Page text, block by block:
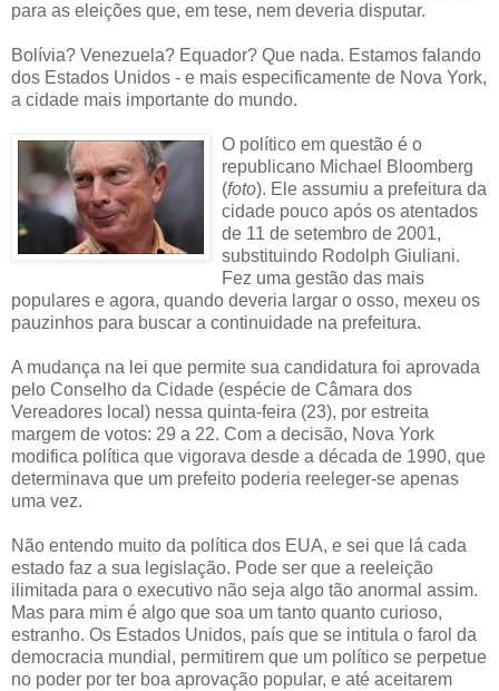
para as eleições que, em tese, nem deveria disputar.
Bolívia? Venezuela? Equador? Que nada. Estamos falando
dos Estados Unidos - e mais especificamente de Nova York,
a cidade mais importante do mundo.
O político em questão é o
republicano Michael Bloomberg
(foto). Ele assumiu a prefeitura da
cidade pouco após os atentados
de 11 de setembro de 2001,
substituindo Rodolph Giuliani.
Fez uma gestão das mais
populares e agora, quando deveria largar o osso, mexeu os
pauzinhos para buscar a continuidade na prefeitura.
A mudança na lei que permite sua candidatura foi aprovada
pelo Conselho da Cidade (espécie de Câmara dos
Vereadores local) nessa quinta-feira (23), por estreita
margem de votos: 29 a 22. Com a decisão, Nova York
modifica política que vigorava desde a década de 1990, que
determinava que um prefeito poderia reeleger-se apenas
uma vez.
Não entendo muito da política dos EUA, e sei que lá cada
estado faz a sua legislação. Pode ser que a reeleição
ilimitada para o executivo não seja algo tão anormal assim.
Mas para mim é algo que soa um tanto quanto curioso,
estranho. Os Estados Unidos, país que se intitula o farol da
democracia mundial, permitirem que um político se perpetue
no poder por ter boa aprovação popular, e até aceitarem